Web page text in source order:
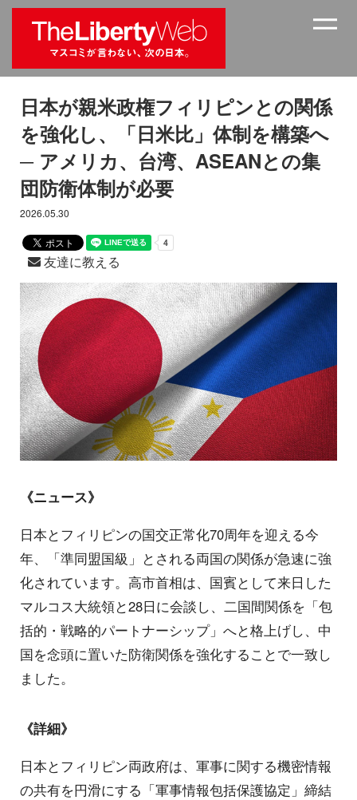
日本が親米政権フィリピンとの関係
を強化し、「日米比」体制を構築へ
─ アメリカ、台湾、ASEANとの集
団防衛体制が必要
2026.05.30
友達に教える
《ニュース》
日本とフィリピンの国交正常化70周年を迎える今
年、「準同盟国級」とされる両国の関係が急速に強
化されています。高市首相は、国賓として来日した
マルコス大統領と28日に会談し、二国間関係を「包
括的・戦略的パートナーシップ」へと格上げし、中
国を念頭に置いた防衛関係を強化することで一致し
ました。
《詳細》
日本とフィリピン両政府は、軍事に関する機密情報
の共有を円滑にする「軍事情報包括保護協定」締結